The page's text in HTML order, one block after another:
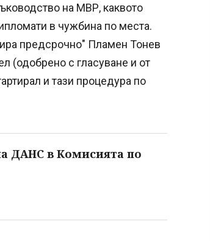
на МВР, каквото
в чужбина по места.
предсрочно" Пламен Тонев
(одобрено с гласуване и от
и тази процедура по
ДАНС в Комисията по